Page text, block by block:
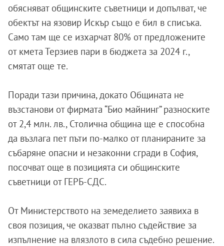
обясняват общинските съветници и допълват, че
обектът на язовир Искър също е бил в списъка.
Само там ще се изхарчат 80% от предложените
от кмета Терзиев пари в бюджета за 2024 г.,
смятат още те.
Поради тази причина, докато Общината не
възстанови от фирмата “Био майнинг” разноските
от 2,4 млн. лв., Столична община ще е способна
да възлага пет пъти по-малко от планираните за
събаряне опасни и незаконни сгради в София,
посочват още в позицията си общинските
съветници от ГЕРБ-СДС.
От Министерството на земеделието заявиха в
своя позиция, че оказват пълно съдействие за
изпълнение на влязлото в сила съдебно решение.